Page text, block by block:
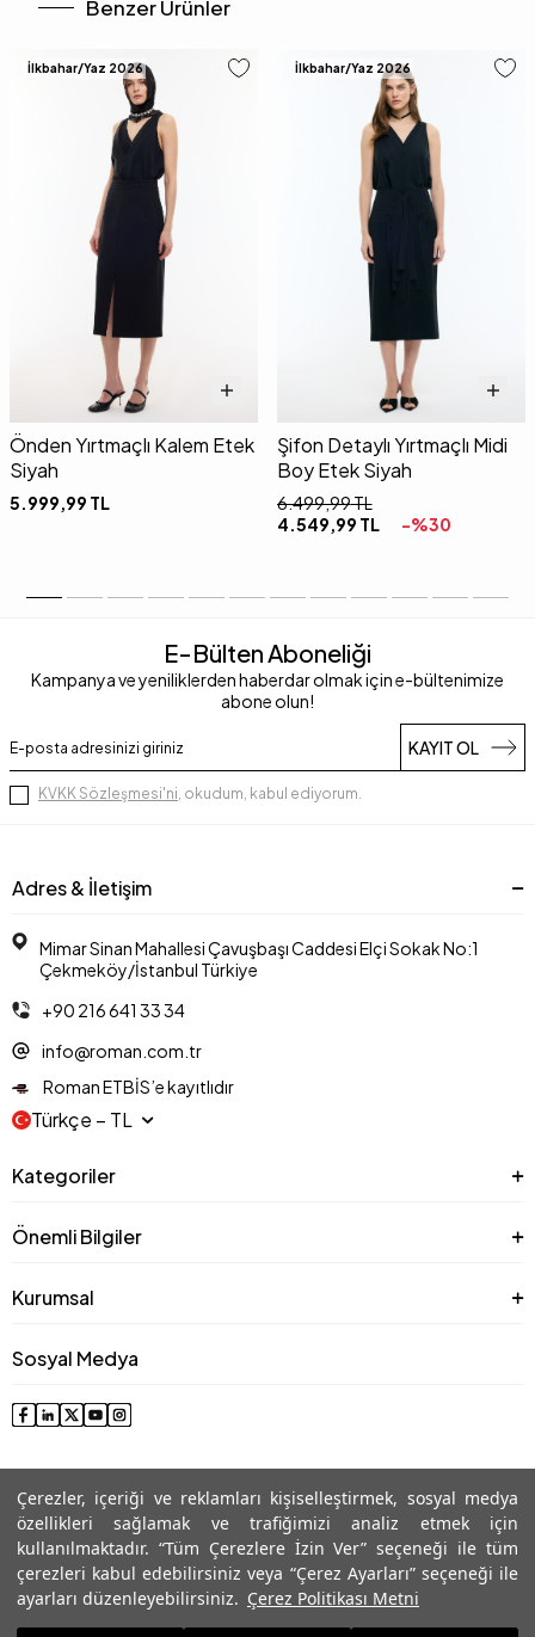
Çerezler, içeriği ve reklamları kişiselleştirmek, sosyal medya
özellikleri sağlamak ve trafiğimizi analiz etmek için
kullanılmaktadır. “Tüm Çerezlere İzin Ver” seçeneği ile tüm
çerezleri kabul edebilirsiniz veya “Çerez Ayarları” seçeneği ile
ayarları düzenleyebilirsiniz. Çerez Politikası Metni
Benzer Ürünler
İlkbahar/Yaz 2026
Önden Yırtmaçlı Kalem Etek
Siyah
5.999,99 TL
İlkbahar/Yaz 2026
Şifon Detaylı Yırtmaçlı Midi
Boy Etek Siyah
6.499,99TL
4.549,99 TL -%30
E-Bülten Aboneliği
Kampanya ve yeniliklerden haberdar olmak için e-bültenimize
abone olun!
KAYIT OL
KVKK Sözleşmesi'ni, okudum, kabul ediyorum.
Adres & İletişim
Mimar Sinan Mahallesi Çavuşbaşı Caddesi Elçi Sokak No:1
Çekmeköy/İstanbul Türkiye
+90 216 641 33 34
info@roman.com.tr
Roman ETBİS’e kayıtlıdır
Türkçe − TL
Kategoriler
Önemli Bilgiler
Kurumsal
Sosyal Medya
© 2025 Roman® Tüm Hakları Saklıdır, İzinsiz kullanılamaz